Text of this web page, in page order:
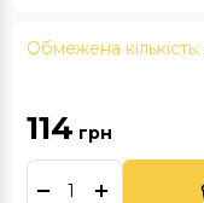
Обмежена кількість:
114 грн